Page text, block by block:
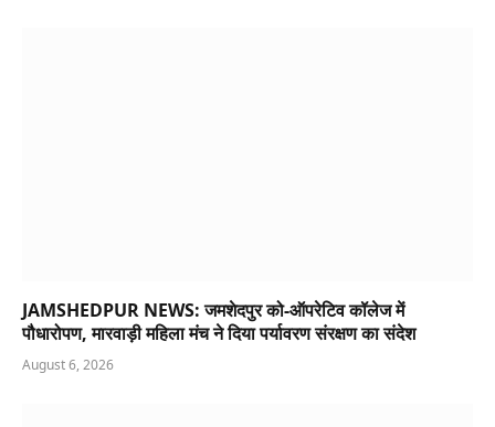
JAMSHEDPUR NEWS: जमशेदपुर को-ऑपरेटिव कॉलेज में
पौधारोपण, मारवाड़ी महिला मंच ने दिया पर्यावरण संरक्षण का संदेश
August 6, 2026